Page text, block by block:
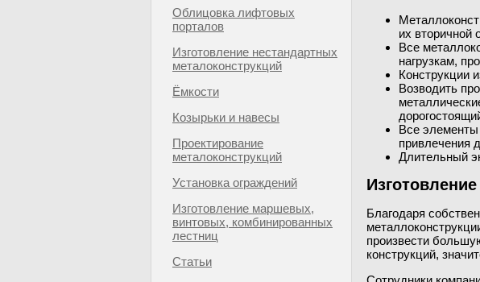
Облицовка лифтовых
порталов
Изготовление нестандартных
металоконструкций
Ёмкости
Козырьки и навесы
Проектирование
металоконструкций
Установка ограждений
Изготовление маршевых,
винтовых, комбинированных
лестниц
Статьи
их вторичной
Все
нагрузкам,
Конструкции
Возводить
Все элементы
привлечения
Длительный
Благодаря
произвести
конструкций,